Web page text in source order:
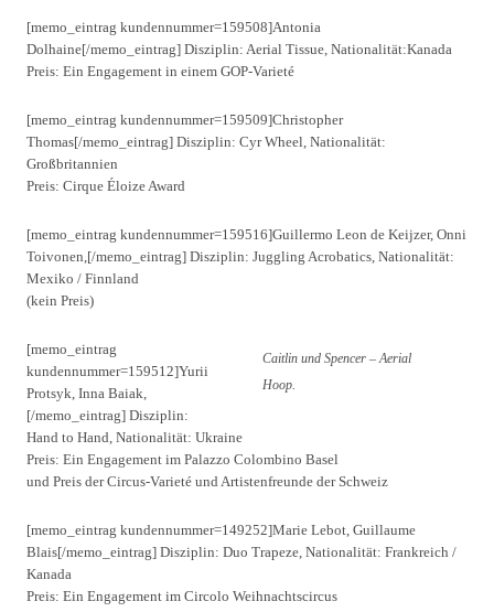
[memo_eintrag kundennummer=159508]Antonia
Dolhaine[/memo_eintrag] Disziplin: Aerial Tissue, Nationalität:Kanada
Preis: Ein Engagement in einem GOP-Varieté
[memo_eintrag kundennummer=159509]Christopher
Thomas[/memo_eintrag] Disziplin: Cyr Wheel, Nationalität:
Großbritannien
Preis: Cirque Éloize Award
[memo_eintrag kundennummer=159516]Guillermo Leon de Keijzer, Onni
Toivonen,[/memo_eintrag] Disziplin: Juggling Acrobatics, Nationalität:
Mexiko / Finnland
(kein Preis)
Caitlin und Spencer – Aerial
Hoop.
[memo_eintrag
kundennummer=159512]Yurii
Protsyk, Inna Baiak,
[/memo_eintrag] Disziplin:
Hand to Hand, Nationalität: Ukraine
Preis: Ein Engagement im Palazzo Colombino Basel
und Preis der Circus-Varieté und Artistenfreunde der Schweiz
[memo_eintrag kundennummer=149252]Marie Lebot, Guillaume
Blais[/memo_eintrag] Disziplin: Duo Trapeze, Nationalität: Frankreich /
Kanada
Preis: Ein Engagement im Circolo Weihnachtscircus